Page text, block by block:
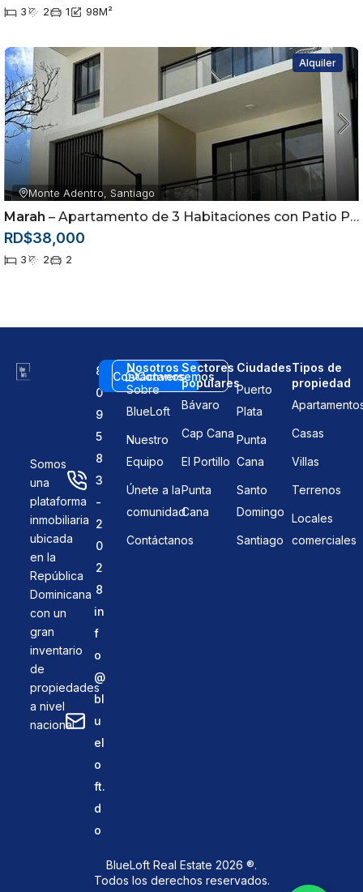
3 2 1 98M²
Alquiler
Monte Adentro, Santiago
Marah – Apartamento de 3 Habitaciones con Patio Privado en Alquiler | Monte Adentro, Santiago
RD$38,000
3 2 2
Somos
una
plataforma
inmobiliaria
ubicada
en la
República
Dominicana
con un
gran
inventario
de
propiedades
a nivel
nacional.
8
0
9
5
8
3
-
2
0
2
8
in
f
o
@
bl
u
el
o
ft.
d
o
Contáctanos
Conversemos
Nosotros
Sobre
BlueLoft
Nuestro
Equipo
Únete a la
comunidad
Contáctanos
Sectores
populares
Bávaro
Cap Cana
El Portillo
Punta
Cana
Ciudades
Puerto
Plata
Punta
Cana
Santo
Domingo
Santiago
Tipos de
propiedad
Casas
Villas
Terrenos
Locales
comerciales
BlueLoft Real Estate 2026 ®.
Todos los derechos reservados.